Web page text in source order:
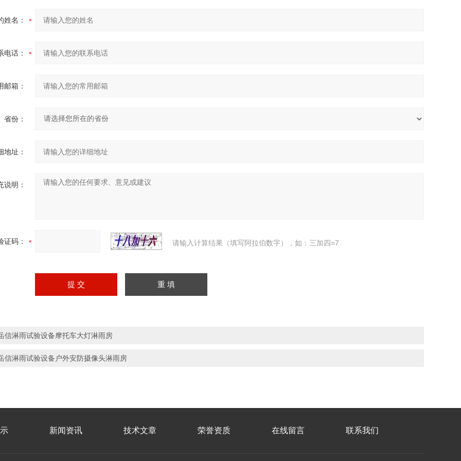
姓名：
电话：
邮箱：
省份：
地址：
说明：
证码： 请输入计算结果（填写阿拉伯数字），如：三加四=7
信淋雨试验设备摩托车大灯淋雨房
信淋雨试验设备户外安防摄像头淋雨房
新闻资讯 技术文章 荣誉资质 在线留言 联系我们